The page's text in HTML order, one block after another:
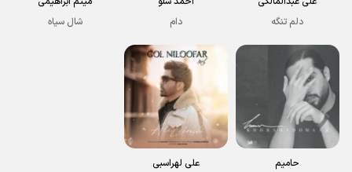
دلم تنگه
دام
شال سیاه
حامیم
علی لهراسبی